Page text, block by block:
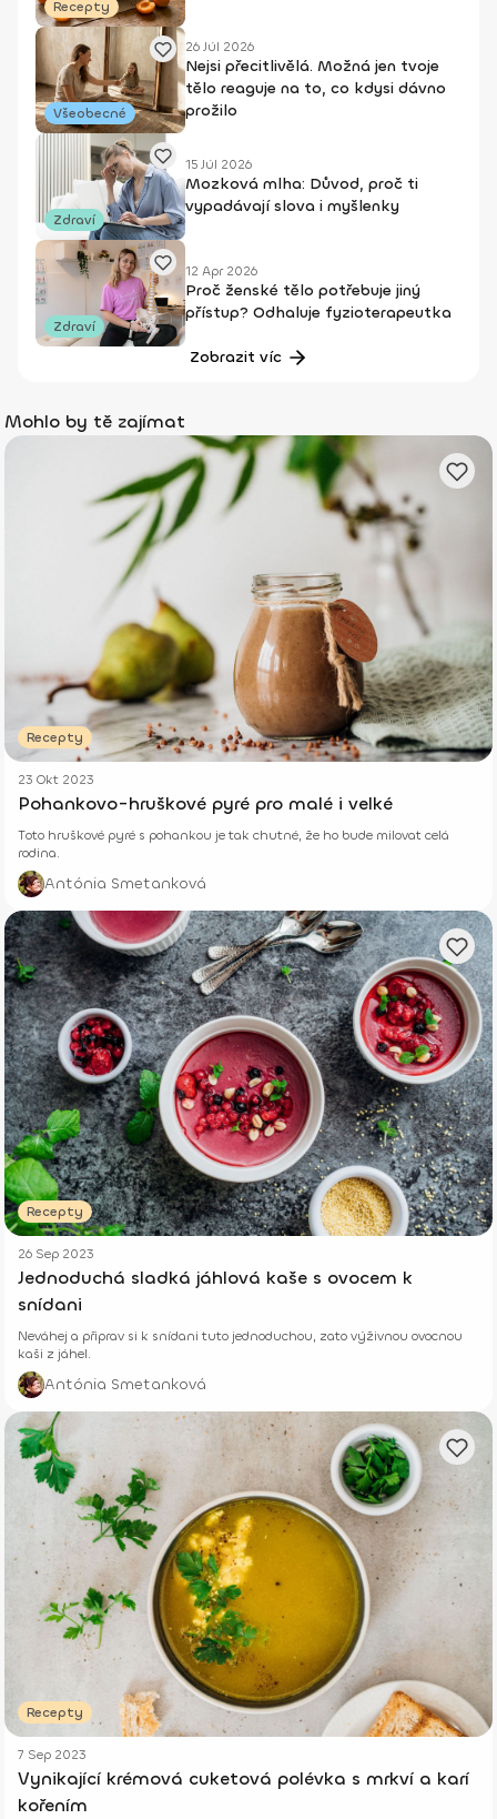
Recepty
Všeobecné
26 Júl 2026
Nejsi přecitlivělá. Možná jen tvoje
tělo reaguje na to, co kdysi dávno
prožilo
Zdraví
15 Júl 2026
Mozková mlha: Důvod, proč ti
vypadávají slova i myšlenky
Zdraví
12 Apr 2026
Proč ženské tělo potřebuje jiný
přístup? Odhaluje fyzioterapeutka
Zobrazit víc
Mohlo by tě zajímat
Recepty
23 Okt 2023
Pohankovo-hruškové pyré pro malé i velké
Toto hruškové pyré s pohankou je tak chutné, že ho bude milovat celá
rodina.
Antónia Smetanková
Recepty
26 Sep 2023
Jednoduchá sladká jáhlová kaše s ovocem k
snídani
Neváhej a připrav si k snídani tuto jednoduchou, zato výživnou ovocnou
kaši z jáhel.
Antónia Smetanková
Recepty
7 Sep 2023
Vynikající krémová cuketová polévka s mrkví a karí
kořením